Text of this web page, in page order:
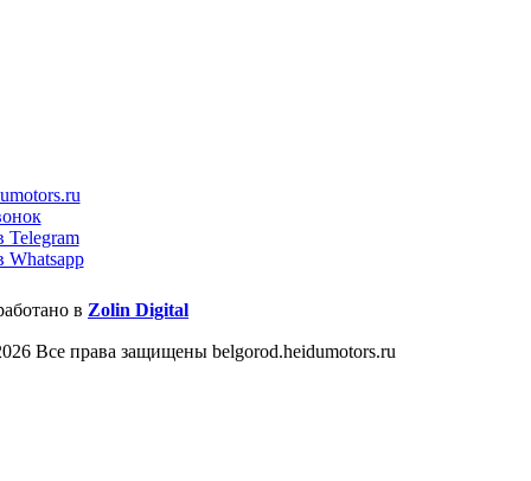
Telegram
Whatsapp
в Zolin Digital
Все права защищены belgorod.heidumotors.ru